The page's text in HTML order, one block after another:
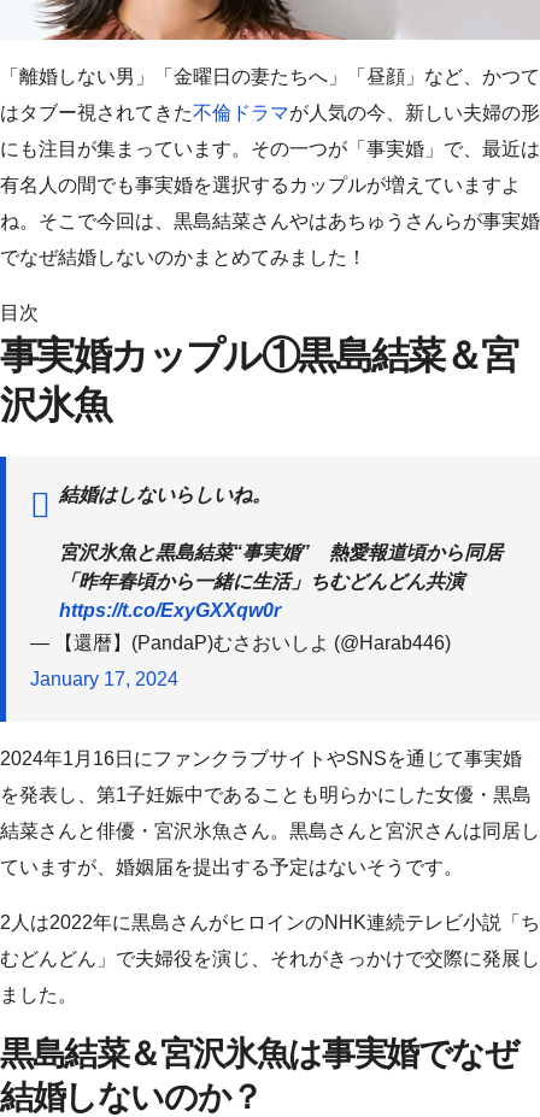
「離婚しない男」「金曜日の妻たちへ」「昼顔」など、かつて
はタブー視されてきた不倫ドラマが人気の今、新しい夫婦の形
にも注目が集まっています。その一つが「事実婚」で、最近は
有名人の間でも事実婚を選択するカップルが増えていますよ
ね。そこで今回は、黒島結菜さんやはあちゅうさんらが事実婚
でなぜ結婚しないのかまとめてみました！
目次
事実婚カップル①黒島結菜＆宮
沢氷魚
結婚はしないらしいね。
宮沢氷魚と黒島結菜“事実婚” 熱愛報道頃から同居
「昨年春頃から一緒に生活」ちむどんどん共演
https://t.co/ExyGXXqw0r
— 【還暦】(PandaP)むさおいしよ (@Harab446)
January 17, 2024
2024年1月16日にファンクラブサイトやSNSを通じて事実婚
を発表し、第1子妊娠中であることも明らかにした女優・黒島
結菜さんと俳優・宮沢氷魚さん。黒島さんと宮沢さんは同居し
ていますが、婚姻届を提出する予定はないそうです。
2人は2022年に黒島さんがヒロインのNHK連続テレビ小説「ち
むどんどん」で夫婦役を演じ、それがきっかけで交際に発展し
ました。
黒島結菜＆宮沢氷魚は事実婚でなぜ
結婚しないのか？